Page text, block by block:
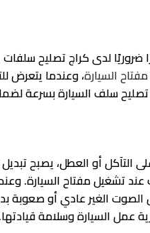
ضروريًا لدى كراج تصليح
مفتاح السيارة، وعندما يتعرض
تصليح سلف السيارة بسرعة
التآكل أو العطل، يصبح
تشغيل مفتاح السيارة.
الصوت الغير عادي أو
عمل السيارة وسلامة قيادتها.